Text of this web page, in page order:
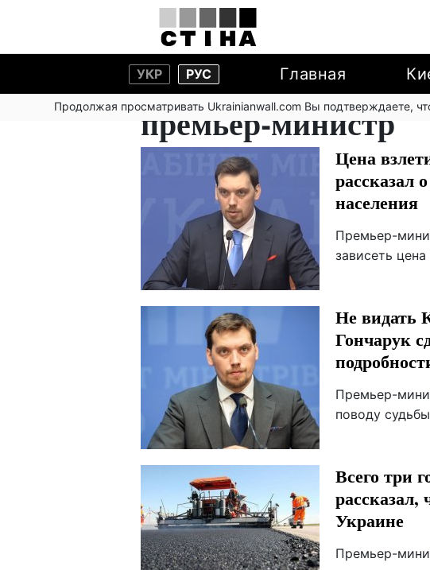
УКР РУС Главная
Продолжая просматривать Ukrainianwall.com Вы подтверждаете,
премьер-министр
Цена
рассказал
населения
Премьер-
зависеть цена
Не видать
Гончарук
Премьер-
поводу
Всего три
рассказал,
Украине
Премьер-